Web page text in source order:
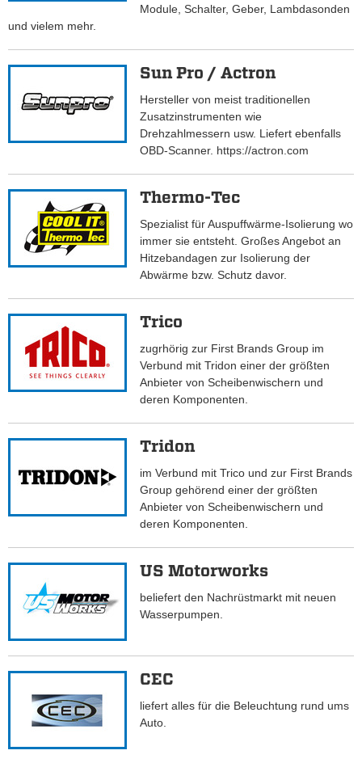
Module, Schalter, Geber, Lambdasonden
und vielem mehr.
Sun Pro / Actron
Hersteller von meist traditionellen
Zusatzinstrumenten wie
Drehzahlmessern usw. Liefert ebenfalls
OBD-Scanner. https://actron.com
Thermo-Tec
Spezialist für Auspuffwärme-Isolierung wo
immer sie entsteht. Großes Angebot an
Hitzebandagen zur Isolierung der
Abwärme bzw. Schutz davor.
Trico
zugrhörig zur First Brands Group im
Verbund mit Tridon einer der größten
Anbieter von Scheibenwischern und
deren Komponenten.
Tridon
im Verbund mit Trico und zur First Brands
Group gehörend einer der größten
Anbieter von Scheibenwischern und
deren Komponenten.
US Motorworks
beliefert den Nachrüstmarkt mit neuen
Wasserpumpen.
CEC
liefert alles für die Beleuchtung rund ums
Auto.